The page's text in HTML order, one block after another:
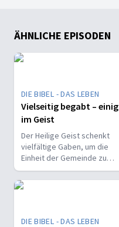
ÄHNLICHE EPISODEN
DIE BIBEL - DAS LEBEN
Vielseitig begabt – einig
im Geist
Der Heilige Geist schenkt
vielfältige Gaben, um die
Einheit der Gemeinde zu
stärken und sie zu
befähigen, Christus vor den
Menschen zu bekennen.
DIE BIBEL - DAS LEBEN